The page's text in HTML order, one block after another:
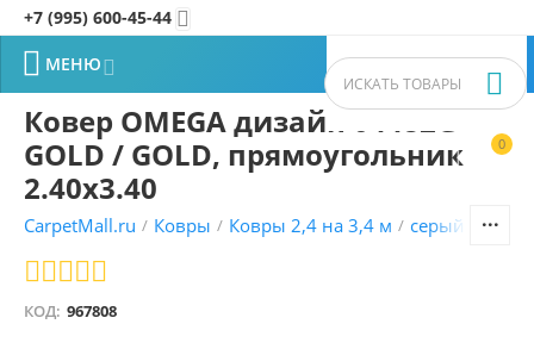
+7 (995) 600-45-44 
0



 МЕНЮ
Ковер OMEGA дизайн 04482G
GOLD / GOLD, прямоугольник
2.40x3.40
CarpetMall.ru / Ковры / Ковры 2,4 на 3,4 м / серый ковры
КОД: 967808